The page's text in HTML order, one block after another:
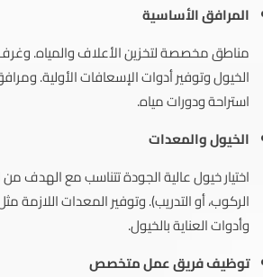
المرافق الأساسية
مناطق مخصصة لتخزين الأعلاف والمياه.
الخيول وتوفير أدوات الإسعافات الأولية.
استراحة ودورات مياه.
الخيول والمعدات
اختيار خيول عالية الجودة تتناسب مع الهدف
الركوب، أو التدريب). وتوفير المعدات اللازمة
وأدوات العناية بالخيول.
توظيف فريق عمل متخصص